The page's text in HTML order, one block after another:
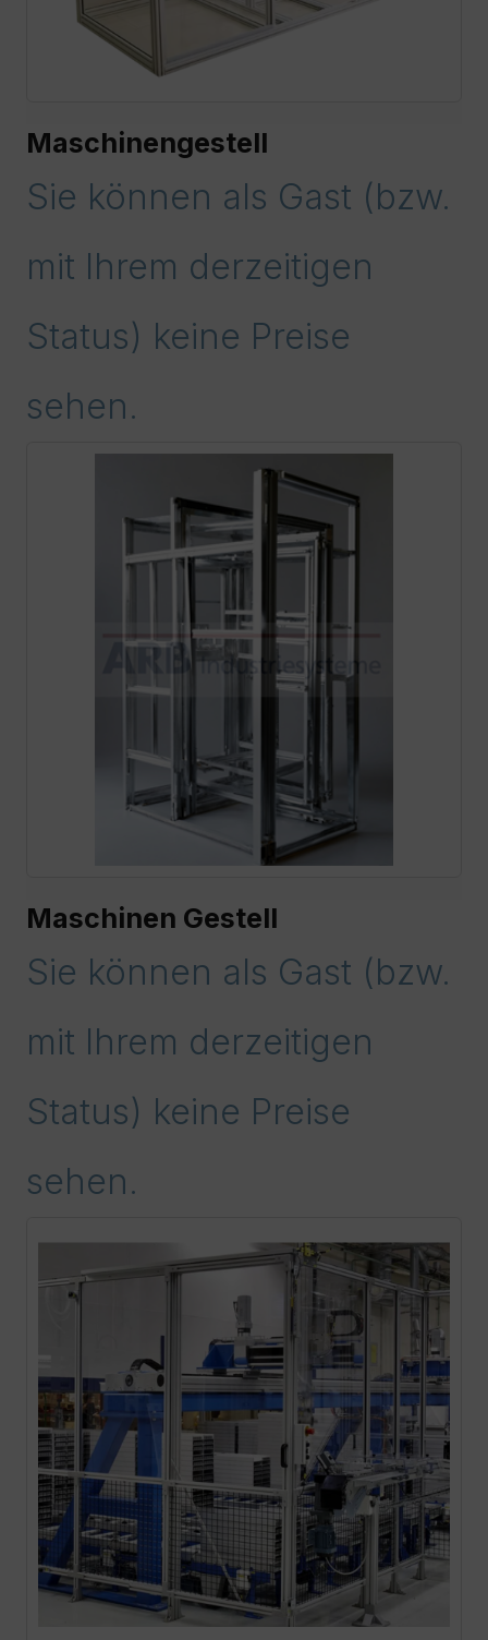
Maschinengestell
Sie können als Gast (bzw.
mit Ihrem derzeitigen
Status) keine Preise
sehen.
Maschinen Gestell
Sie können als Gast (bzw.
mit Ihrem derzeitigen
Status) keine Preise
sehen.